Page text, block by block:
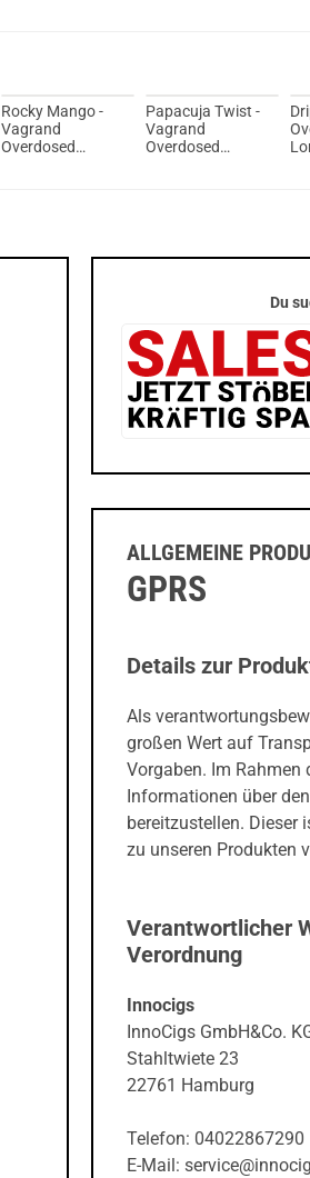
Rocky Mango -
Vagrand
Overdosed
Papacuja Twist -
Vagrand
Overdosed
Du
ALLGEMEINE
GPRS
Details zur
Als
großen Wert auf
Vorgaben. Im Rahmen
Informationen über
bereitzustellen. Dieser
zu unseren Produkten
Verantwortlicher
Verordnung
Innocigs
InnoCigs GmbH&Co.
Stahltwiete 23
22761 Hamburg
Telefon: 04022867290
E-Mail: